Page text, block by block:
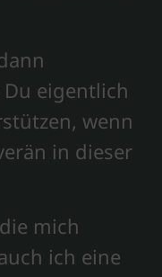
eigentlich
wenn
in dieser
mich
ich eine